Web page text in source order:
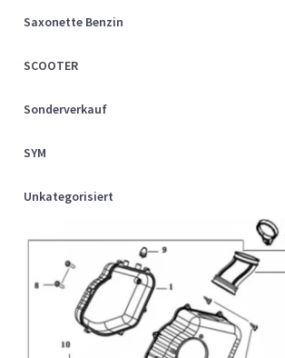
Saxonette Benzin
SCOOTER
Sonderverkauf
SYM
Unkategorisiert